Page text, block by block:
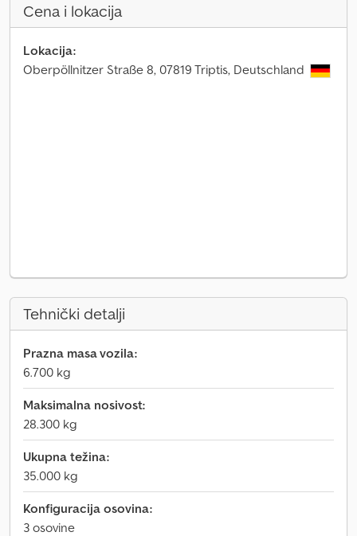
Cena i lokacija
Lokacija:
Oberpöllnitzer Straße 8, 07819 Triptis, Deutschland
Tehnički detalji
Prazna masa vozila:
6.700 kg
Maksimalna nosivost:
28.300 kg
Ukupna težina:
35.000 kg
Konfiguracija osovina:
3 osovine